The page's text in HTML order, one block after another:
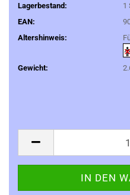
Lagerbestand: 1
EAN:
Altershinweis:
Gewicht: